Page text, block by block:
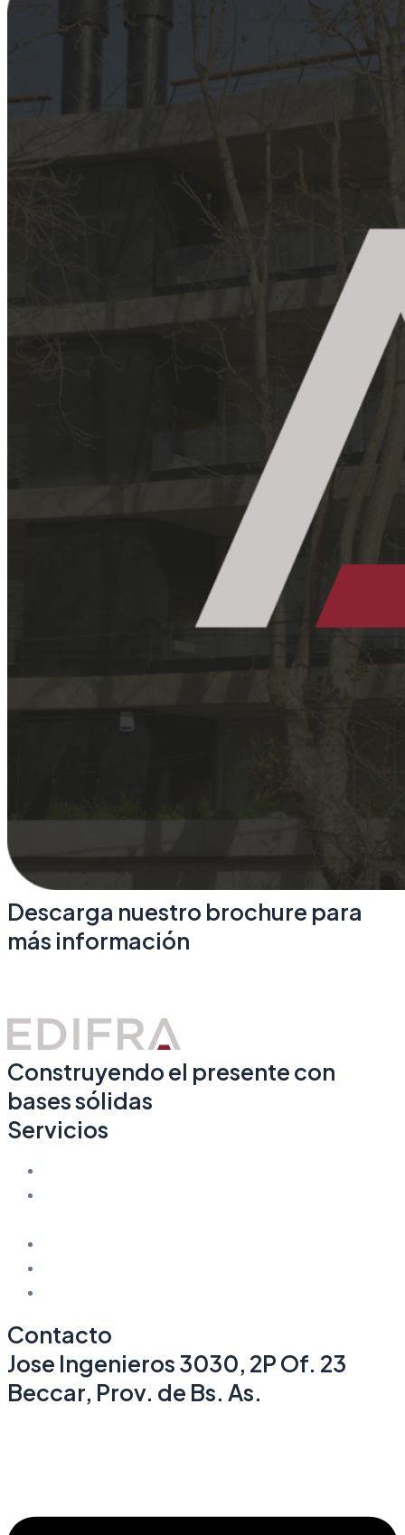
Descarga nuestro brochure para
más información
Construyendo el presente con
bases sólidas
Servicios
Contacto
Jose Ingenieros 3030, 2P Of. 23
Beccar, Prov. de Bs. As.